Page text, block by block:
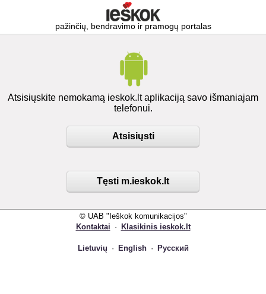
pažinčių, bendravimo ir pramogų portalas
Atsisiųskite nemokamą ieskok.lt aplikaciją savo išmaniajam
telefonui.
Atsisiųsti
Tęsti m.ieskok.lt
© UAB "Ieškok komunikacijos"
Kontaktai · Klasikinis ieskok.lt
Lietuvių · English · Русский